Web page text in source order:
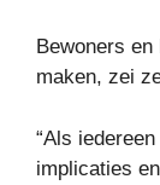
Bewoners
maken, zei
“Als
implicaties